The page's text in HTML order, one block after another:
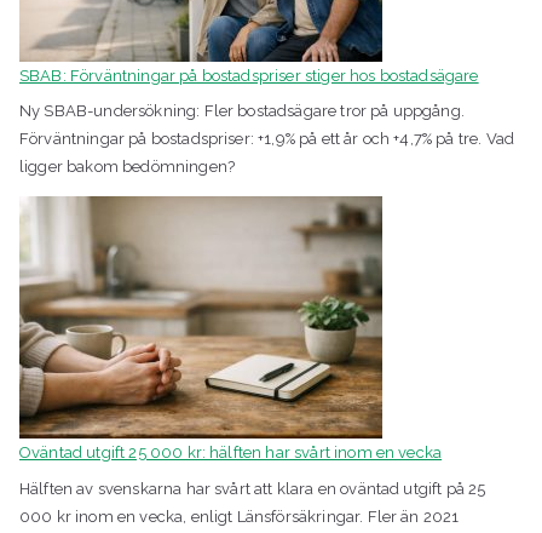
SBAB: Förväntningar på bostadspriser stiger hos bostadsägare
Ny SBAB-undersökning: Fler bostadsägare tror på uppgång.
Förväntningar på bostadspriser: +1,9% på ett år och +4,7% på tre. Vad
ligger bakom bedömningen?
Oväntad utgift 25 000 kr: hälften har svårt inom en vecka
Hälften av svenskarna har svårt att klara en oväntad utgift på 25
000 kr inom en vecka, enligt Länsförsäkringar. Fler än 2021